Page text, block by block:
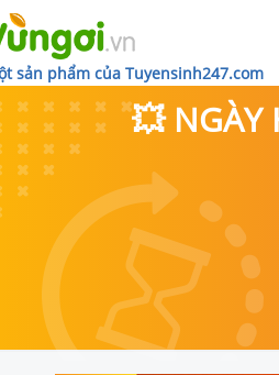
sản phẩm của Tuyensinh247.com
💥 NGÀY